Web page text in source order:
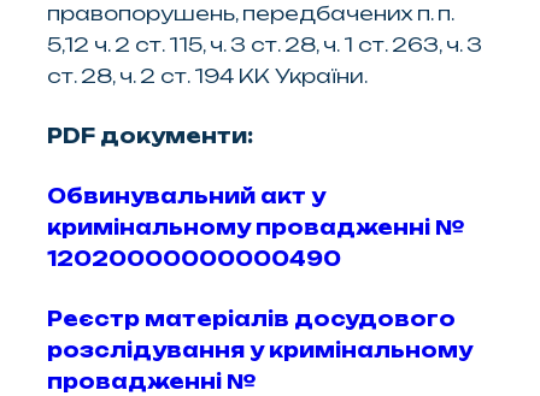
правопорушень, передбачених п. п.
5,12 ч. 2 ст. 115, ч. З ст. 28, ч. 1 ст. 263, ч. З
ст. 28, ч. 2 ст. 194 КК України.
PDF документи:
Обвинувальний акт у
кримінальному провадженні №
12020000000000490
Реєстр матеріалів досудового
розслідування у кримінальному
провадженні №